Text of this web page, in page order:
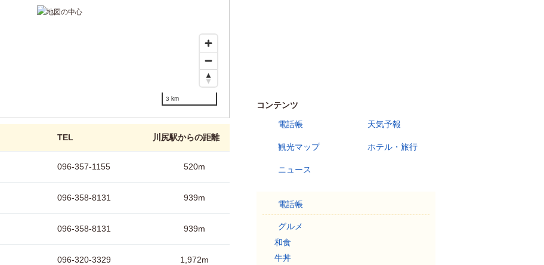
3 km
TEL 川尻駅からの距離
096-357-1155 520m
096-358-8131 939m
096-358-8131 939m
096-320-3329 1,972m
コンテンツ
電話帳
天気予報
観光マップ ホテル・旅行
ニュース
電話帳
グルメ
和食
牛丼